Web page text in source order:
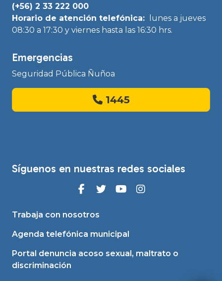
(+56) 2 33 222 000
Horario de atención telefónica:
lunes a jueves
08:30 a 17:30 y viernes hasta las 16:30 hrs.
Emergencias
Seguridad Pública Ñuñoa
1445
Síguenos en nuestras redes sociales
Trabaja con nosotros
Agenda telefónica municipal
Portal denuncia acoso sexual, maltrato o
discriminación